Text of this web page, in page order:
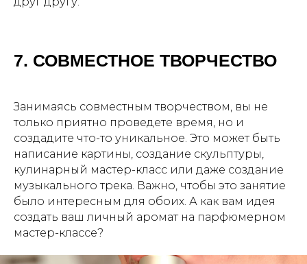
7. СОВМЕСТНОЕ ТВОРЧЕСТВО
Занимаясь совместным творчеством, вы не
только приятно проведете время, но и
создадите что-то уникальное. Это может быть
написание картины, создание скульптуры,
кулинарный мастер-класс или даже создание
музыкального трека. Важно, чтобы это занятие
было интересным для обоих. А как вам идея
создать ваш личный аромат на парфюмерном
мастер-классе?